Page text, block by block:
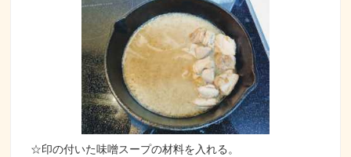
☆印の付いた味噌スープの材料を入れる。